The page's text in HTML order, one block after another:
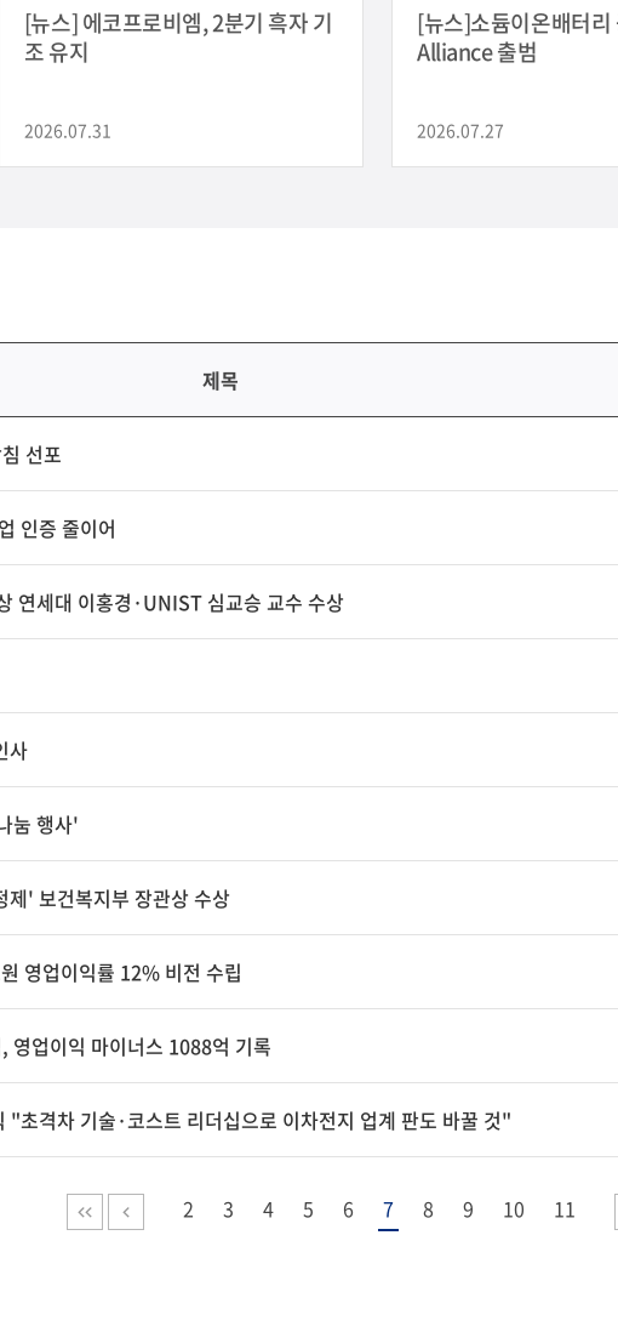
[뉴스] 에코프로비엠, 2분기 흑자 기
조 유지
2026.07.31
[뉴스]소듐이온배터리
Alliance 출범
2026.07.27
제목
선포
인증 줄이어
연세대 이홍경·UNIST 심교승 교수 수상
사
눔 행사'
' 보건복지부 장관상 수상
영업이익률 12% 비전 수립
업이익 마이너스 1088억 기록
초격차 기술·코스트 리더십으로 이차전지 업계 판도 바꿀 것"
2 3 4 5 6 7 8 9 10 11